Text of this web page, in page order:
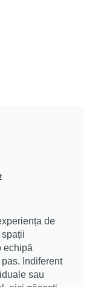
de
echipă
Indiferent
sau